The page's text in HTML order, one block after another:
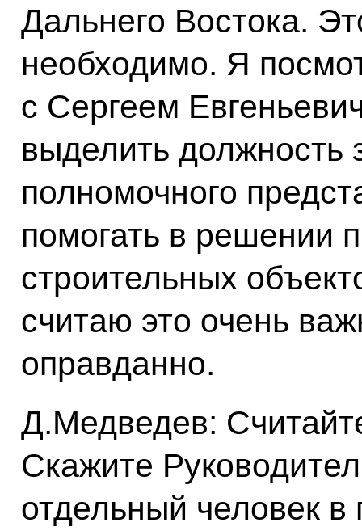
Дальнего Востока.
необходимо. Я
с Сергеем
выделить должность
полномочного
помогать в решении
строительных
считаю это очень
оправданно.
Д.Медведев:
Скажите
отдельный человек в